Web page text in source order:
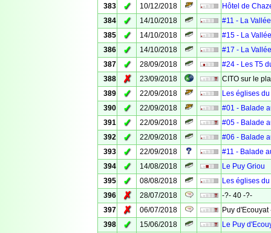
383
✓ 10/12/2018
Hôtel de
384
✓ 14/10/2018
#11 - La
385
✓ 14/10/2018
#15 - La
386
✓ 14/10/2018
#17 - La
387
✓ 28/09/2018
#24 - Les T5
388
✗ 23/09/2018
CITO sur le
389
✓ 22/09/2018
Les églises
390
✓ 22/09/2018
#01 - Balade
391
✓ 22/09/2018
#05 - Balade
392
✓ 22/09/2018
#06 - Balade
393
✓ 22/09/2018
#11 - Balade
394
✓ 14/08/2018
Le Puy Griou
395
✓ 08/08/2018
Les églises
396
✗ 28/07/2018
-?- 40 -?-
397
✗ 06/07/2018
Puy
398
✓ 15/06/2018
Le Puy